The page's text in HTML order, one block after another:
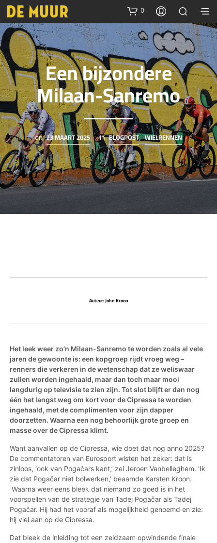
0
Een bijzondere
Milaan-Sanremo
on 23 MAART 2025 in BLOGPOST, WIELRENNEN
Auteur: John Kroon
Het leek weer zo’n Milaan-Sanremo te worden zoals al vele
jaren de gewoonte is: een kopgroep rijdt vroeg weg –
renners die verkeren in de wetenschap dat ze weliswaar
zullen worden ingehaald, maar dan toch maar mooi
langdurig op televisie te zien zijn. Tot slot blijft er dan nog
één het langst weg om kort voor de Cipressa te worden
ingehaald, met de complimenten voor zijn dapper
doorzetten. Waarna een nog behoorlijk grote groep en
masse over de Cipressa klimt.
Want aanvallen op de Cipressa, wie doet dat nog anno 2025?
De commentatoren van Eurosport wisten het zeker: dat is
zinloos, ‘ook van Pogačars kant,’ zei Jeroen Vanbelleghem. ‘Ik
zie dat Pogačar niet bolwerken,’ beaamde Karsten Kroon.
Waarna weer eens bleek dat niemand zo goed is in het
voorspellen van de strategie van Tadej Pogačar als Tadej
Pogačar. Hij had het vooraf als mogelijkheid genoemd en zie:
hij viel aan op de Cipressa.
Dat bleek de inleiding tot een zeldzaam opwindende finale